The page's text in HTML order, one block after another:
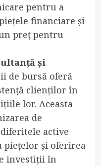
pentru a
financiare și
preț pentru
și
de bursă oferă
clienților în
lor. Aceasta
de
active
piețelor și oferirea
investiții în